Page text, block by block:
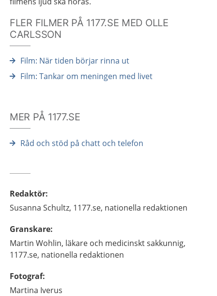
FLER FILMER PÅ 1177.SE MED OLLE
CARLSSON
Film: När tiden börjar rinna ut
Film: Tankar om meningen med livet
MER PÅ 1177.SE
Råd och stöd på chatt och telefon
Redaktör:
Susanna Schultz, 1177.se, nationella redaktionen
Granskare:
Martin Wohlin, läkare och medicinskt sakkunnig,
1177.se, nationella redaktionen
Fotograf:
Martina Iverus